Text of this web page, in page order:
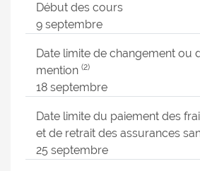
Début des cours
9 septembre
Date limite de changement ou
mention (2)
18 septembre
Date limite du paiement des
et de retrait des assurances
25 septembre